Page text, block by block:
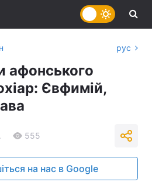
рус
афонського
Євфимій,
555
на нас в Google